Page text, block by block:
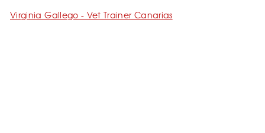
Virginia Gallego - Vet Trainer Canarias